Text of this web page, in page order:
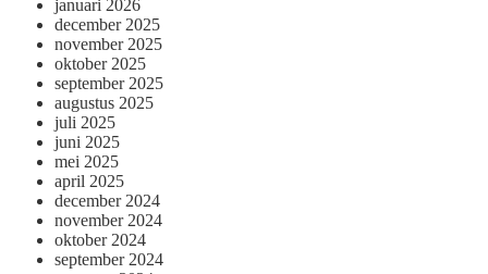
januari 2026
december 2025
november 2025
oktober 2025
september 2025
augustus 2025
juli 2025
juni 2025
mei 2025
april 2025
december 2024
november 2024
oktober 2024
september 2024